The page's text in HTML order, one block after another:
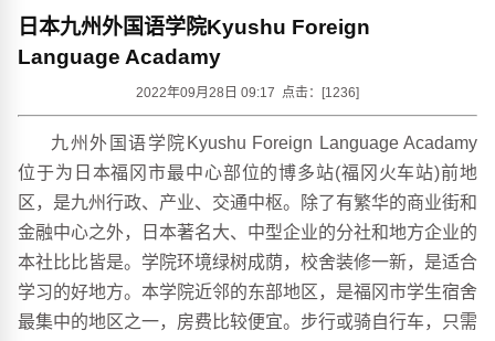
日本九州外国语学院Kyushu Foreign
Language Acadamy
2022年09月28日 09:17 点击：[1236]
九州外国语学院 Kyushu Foreign Language Acadamy
位于为日本福冈市最中心部位的博多站(福冈火车站)前地
区，是九州行政、产业、交通中枢。除了有繁华的商业街和
金融中心之外，日本著名大、中型企业的分社和地方企业的
本社比比皆是。学院环境绿树成荫，校舍装修一新，是适合
学习的好地方。本学院近邻的东部地区，是福冈市学生宿舍
最集中的地区之一，房费比较便宜。步行或骑自行车，只需